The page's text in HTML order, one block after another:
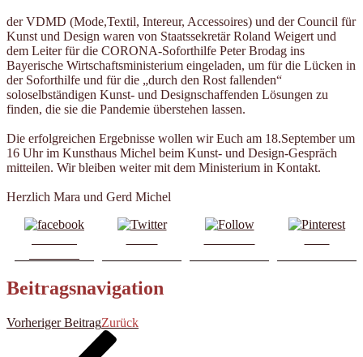
der VDMD (Mode,Textil, Intereur, Accessoires) und der Council für
Kunst und Design waren von Staatssekretär Roland Weigert und
dem Leiter für die CORONA-Soforthilfe Peter Brodag ins
Bayerische Wirtschaftsministerium eingeladen, um für die Lücken in
der Soforthilfe und für die „durch den Rost fallenden“
soloselbständigen Kunst- und Designschaffenden Lösungen zu
finden, die sie die Pandemie überstehen lassen.
Die erfolgreichen Ergebnisse wollen wir Euch am 18.September um
16 Uhr im Kunsthaus Michel beim Kunst- und Design-Gespräch
mitteilen. Wir bleiben weiter mit dem Ministerium in Kontakt.
Herzlich Mara und Gerd Michel
Beitragsnavigation
Vorheriger BeitragZurück